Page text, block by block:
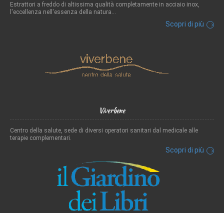
Estrattori a freddo di altissima qualità completamente in acciaio inox,
l'eccellenza nell'essenza della natura...
Scopri di più
Viverbene
Centro della salute, sede di diversi operatori sanitari dal medicale alle
terapie complementari.
Scopri di più